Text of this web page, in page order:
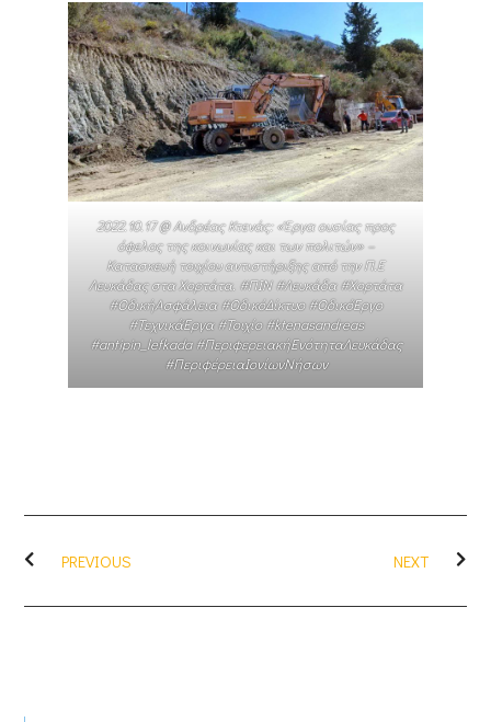
2022.10.17 @ Ανδρέας Κτενάς: «Έργα ουσίας προς
όφελος της κοινωνίας και των πολιτών» –
Κατασκευή τοιχίου αντιστήριξης από την Π.Ε
Λευκάδας στα Χορτάτα. #ΠΙΝ #Λευκάδα #Χορτάτα
#ΟδικήΑσφάλεια #ΟδικόΔίκτυο #ΟδικόΈργο
#ΤεχνικάΈργα #Τοιχίο #ktenasandreas
#antipin_lefkada #ΠεριφερειακήΕνότηταΛευκάδας
#ΠεριφέρειαΙονίωνΝήσων
PREVIOUS NEXT